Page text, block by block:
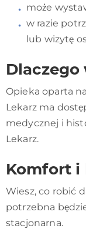
może
w razie
lub wizytę
Dlaczego
Opieka oparta
Lekarz ma
medycznej i
Lekarz.
Komfort i
Wiesz, co robić
potrzebna
stacjonarna.